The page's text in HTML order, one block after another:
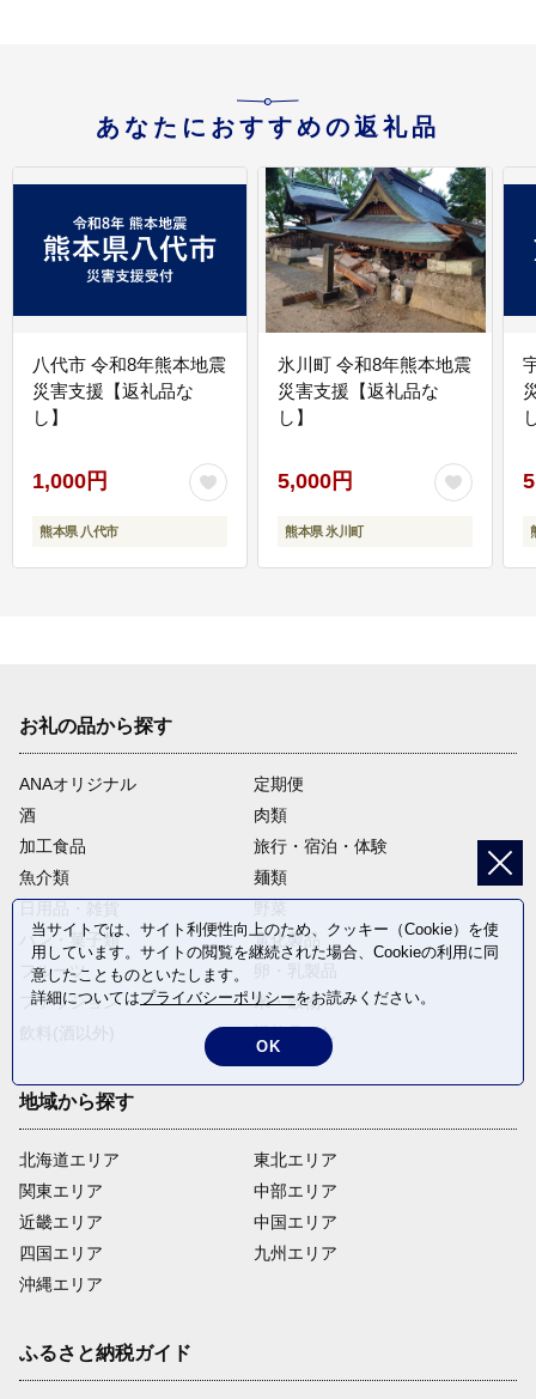
あなたにおすすめの返礼品
八代市 令和8年熊本地震
災害支援【返礼品な
し】
1,000円
熊本県 八代市
氷川町 令和8年熊本地震
災害支援【返礼品な
し】
5,000円
熊本県 氷川町
お礼の品から探す
ANAオリジナル
定期便
酒
肉類
加工食品
旅行・宿泊・体験
魚介類
麺類
パン・菓子類
電化製品
フルーツ
ファッション
米・穀物
返礼品なし
地域から探す
北海道エリア
関東エリア
近畿エリア
四国エリア
沖縄エリア
東北エリア
中部エリア
中国エリア
九州エリア
ふるさと納税ガイド
当サイトでは、サイト利便性向上のため、クッキー（Cookie）を使
用しています。サイトの閲覧を継続された場合、Cookieの利用に同
意したことものといたします。
詳細についてはプライバシーポリシーをお読みください。
OK